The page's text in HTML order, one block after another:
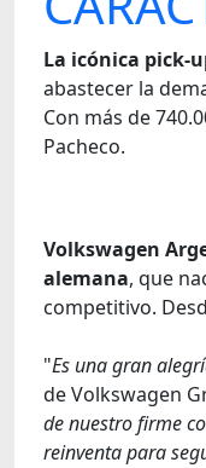
La icónica pick-
abastecer la
Con más de
Pacheco.
Volkswagen
alemana, que
competitivo.
"Es una gran
de Volkswagen
de nuestro firme
reinventa para